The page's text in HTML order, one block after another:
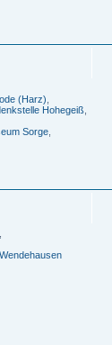
(Harz)
Hohegeiß
Sorge